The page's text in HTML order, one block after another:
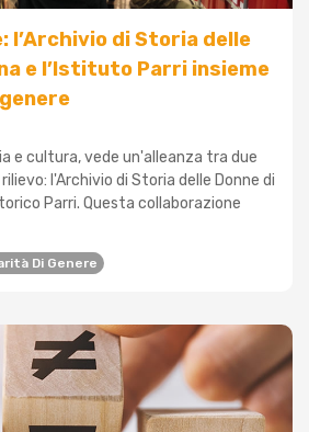
l’Archivio di Storia delle
e l’Istituto Parri insieme
e cultura, vede un'alleanza tra due
l'Archivio di Storia delle Donne di
Parri. Questa collaborazione
Di Genere